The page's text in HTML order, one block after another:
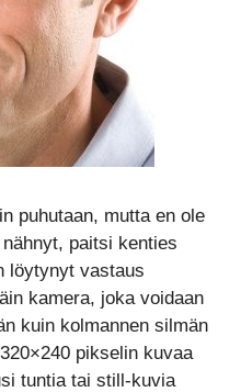
puhutaan, mutta en ole
paitsi kenties
löytynyt vastaus
kamera, joka voidaan
kuin kolmannen silmän
pikselin kuvaa
tuntia tai still-kuvia